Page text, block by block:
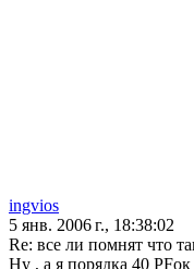
ingvios
5 янв. 2006 г., 18:38:02
Re: все ли помнят что
Ну , а я порядка 40